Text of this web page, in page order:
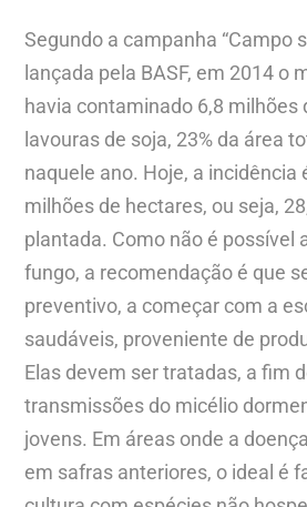
Segundo a campanha “Campo
lançada pela BASF, em 2014 o
havia contaminado 6,8 milhões
lavouras de soja, 23% da área
naquele ano. Hoje, a incidência
milhões de hectares, ou seja,
plantada. Como não é possível
fungo, a recomendação é que
preventivo, a começar com a
saudáveis, proveniente de
Elas devem ser tratadas, a fim
transmissões do micélio
jovens. Em áreas onde a
em safras anteriores, o ideal é